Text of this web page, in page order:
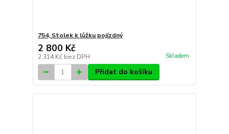
754, Stolek k lůžku pojízdný
2 800 Kč
2 314 Kč bez DPH Skladem
Přidat do košíku